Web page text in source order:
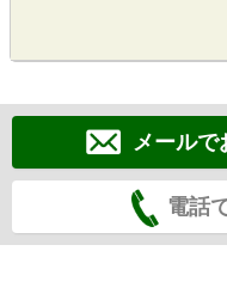
メールで
電話